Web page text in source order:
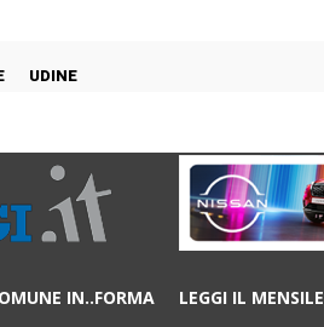
UDINE
IN..FORMA LEGGI IL MENSILE